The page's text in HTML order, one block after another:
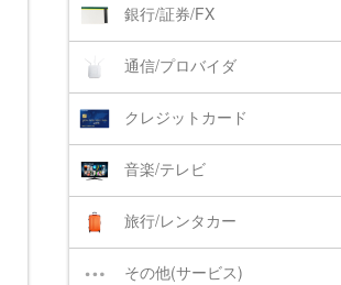
銀行/証券/FX
通信/プロバイダ
クレジットカード
音楽/テレビ
旅行/レンタカー
その他(サービス)